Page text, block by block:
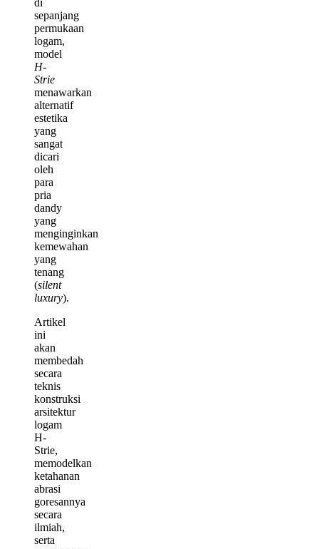
sepanjang
permukaan
logam,
model
H-
Strie
menawarkan
alternatif
estetika
yang
sangat
dicari
oleh
para
pria
dandy
yang
menginginkan
kemewahan
yang
tenang
(silent
luxury).
Artikel
ini
akan
membedah
secara
teknis
konstruksi
arsitektur
logam
H-
Strie,
memodelkan
ketahanan
abrasi
goresannya
secara
ilmiah,
serta